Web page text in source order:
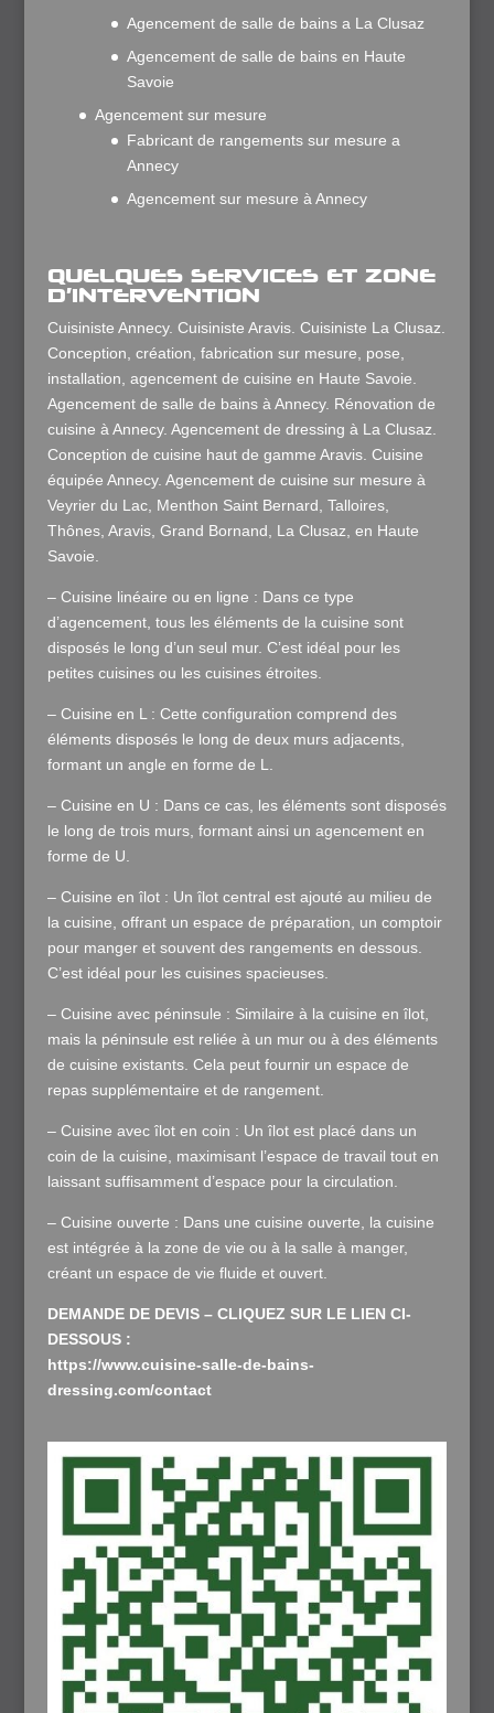
Agencement de salle de bains a La Clusaz
Agencement de salle de bains en Haute
Savoie
Agencement sur mesure
Fabricant de rangements sur mesure a
Annecy
Agencement sur mesure à Annecy
QUELQUES SERVICES ET ZONE
D’INTERVENTION
Cuisiniste Annecy. Cuisiniste Aravis. Cuisiniste La Clusaz.
Conception, création, fabrication sur mesure, pose,
installation, agencement de cuisine en Haute Savoie.
Agencement de salle de bains à Annecy. Rénovation de
cuisine à Annecy. Agencement de dressing à La Clusaz.
Conception de cuisine haut de gamme Aravis. Cuisine
équipée Annecy. Agencement de cuisine sur mesure à
Veyrier du Lac, Menthon Saint Bernard, Talloires,
Thônes, Aravis, Grand Bornand, La Clusaz, en Haute
Savoie.
– Cuisine linéaire ou en ligne : Dans ce type
d’agencement, tous les éléments de la cuisine sont
disposés le long d’un seul mur. C’est idéal pour les
petites cuisines ou les cuisines étroites.
– Cuisine en L : Cette configuration comprend des
éléments disposés le long de deux murs adjacents,
formant un angle en forme de L.
– Cuisine en U : Dans ce cas, les éléments sont disposés
le long de trois murs, formant ainsi un agencement en
forme de U.
– Cuisine en îlot : Un îlot central est ajouté au milieu de
la cuisine, offrant un espace de préparation, un comptoir
pour manger et souvent des rangements en dessous.
C’est idéal pour les cuisines spacieuses.
– Cuisine avec péninsule : Similaire à la cuisine en îlot,
mais la péninsule est reliée à un mur ou à des éléments
de cuisine existants. Cela peut fournir un espace de
repas supplémentaire et de rangement.
– Cuisine avec îlot en coin : Un îlot est placé dans un
coin de la cuisine, maximisant l’espace de travail tout en
laissant suffisamment d’espace pour la circulation.
– Cuisine ouverte : Dans une cuisine ouverte, la cuisine
est intégrée à la zone de vie ou à la salle à manger,
créant un espace de vie fluide et ouvert.
DEMANDE DE DEVIS – CLIQUEZ SUR LE LIEN CI-
DESSOUS :
https://www.cuisine-salle-de-bains-
dressing.com/contact